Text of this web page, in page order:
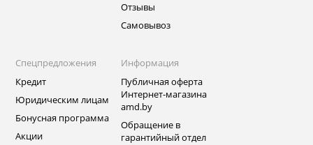
Отзывы
Самовывоз
Спецпредложения
Кредит
Юридическим лицам
Бонусная программа
Акции
Информация
Публичная оферта
Интернет-магазина
amd.by
Обращение в
гарантийный отдел